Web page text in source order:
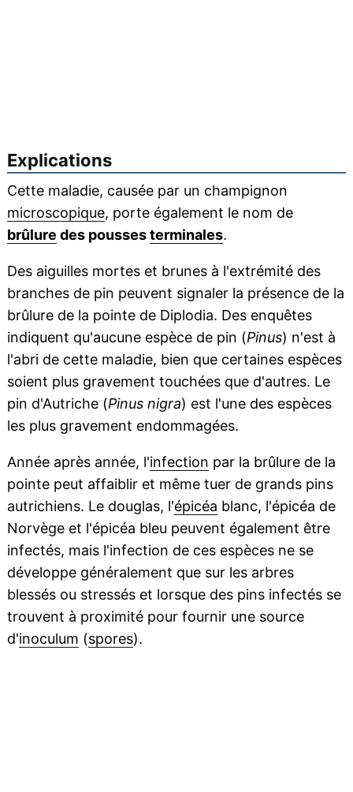
Explications
Cette maladie, causée par un champignon
microscopique, porte également le nom de
brûlure des poussesterminales.
Des aiguilles mortes et brunes à l'extrémité des
branches de pin peuvent signaler la présence de la
brûlure de la pointe de Diplodia. Des enquêtes
indiquent qu'aucune espèce de pin (Pinus) n'est à
l'abri de cette maladie, bien que certaines espèces
soient plus gravement touchées que d'autres. Le
pin d'Autriche (Pinus nigra) est l'une des espèces
les plus gravement endommagées.
Année après année, l'infection par la brûlure de la
pointe peut affaiblir et même tuer de grands pins
autrichiens. Le douglas, l'épicéa blanc, l'épicéa de
Norvège et l'épicéa bleu peuvent également être
infectés, mais l'infection de ces espèces ne se
développe généralement que sur les arbres
blessés ou stressés et lorsque des pins infectés se
trouvent à proximité pour fournir une source
d'inoculum (spores).